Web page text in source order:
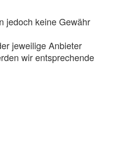
jedoch keine Gewähr
jeweilige Anbieter
wir entsprechende